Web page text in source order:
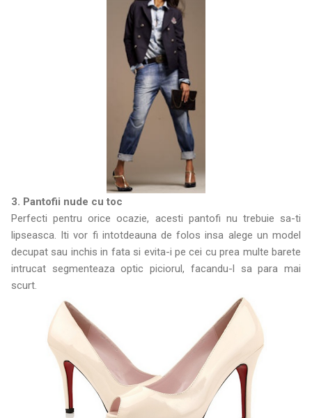
3. Pantofii nude cu toc
Perfecti pentru orice ocazie, acesti pantofi nu trebuie sa-ti
lipseasca. Iti vor fi intotdeauna de folos insa alege un model
decupat sau inchis in fata si evita-i pe cei cu prea multe barete
intrucat segmenteaza optic piciorul, facandu-l sa para mai
scurt.